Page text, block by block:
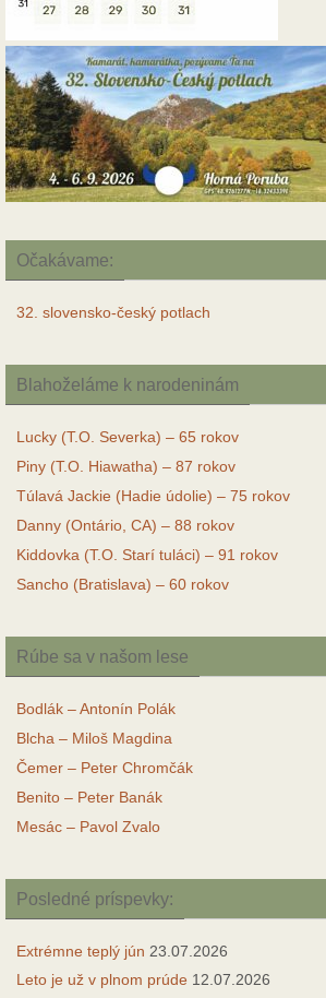
Očakávame:
32. slovensko-český potlach
Blahoželáme k narodeninám
Lucky (T.O. Severka) – 65 rokov
Piny (T.O. Hiawatha) – 87 rokov
Túlavá Jackie (Hadie údolie) – 75 rokov
Danny (Ontário, CA) – 88 rokov
Kiddovka (T.O. Starí tuláci) – 91 rokov
Sancho (Bratislava) – 60 rokov
Rúbe sa v našom lese
Bodlák – Antonín Polák
Blcha – Miloš Magdina
Čemer – Peter Chromčák
Benito – Peter Banák
Mesác – Pavol Zvalo
Posledné príspevky:
Extrémne teplý jún 23.07.2026
Leto je už v plnom prúde 12.07.2026